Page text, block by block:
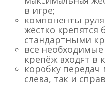
в игре;
компоненты
жёстко крепятся
стандартными
все
крепёж входят в
коробку передач
слева, так и